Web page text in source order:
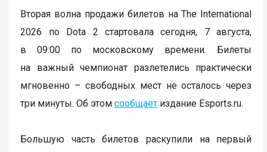
Вторая волна продажи билетов на The International
2026 по Dota 2 стартовала сегодня, 7 августа,
в 09:00 по московскому времени. Билеты
на важный чемпионат разлетелись практически
мгновенно – свободных мест не осталось через
три минуты. Об этомсообщает издание Esports.ru.
Большую часть билетов раскупили на первый